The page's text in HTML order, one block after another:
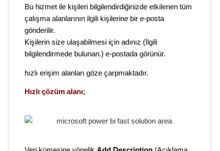
Bu hizmet ile kişileri bilgilendirdiğinizde etkilenen tüm
çalışma alanlarının ilgili kişilerine bir e-posta
gönderilir.
Kişilerin size ulaşabilmesi için adınız (İlgili
bilgilendirmede bulunan.) e-postada görünür.
hızlı erişim alanları göze çarpmaktadır.
Hızlı çözüm alanı;